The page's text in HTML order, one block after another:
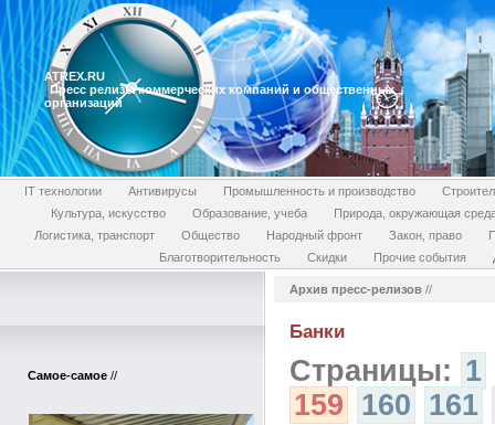
ATREX.RU
Пресс релизы коммерческих компаний и общественных
организаций
IT технологии Антивирусы Промышленность и производство
Культура, искусство
Образование, учеба
Природа, окружающая
Логистика, транспорт
Общество Народный фронт Закон, право
Благотворительность
Скидки Прочие события
Самое-самое //
Архив пресс-релизов //
Банки
Страницы: 1
159 160 161